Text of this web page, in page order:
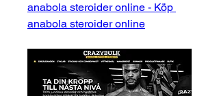
anabola steroider online - Köp
anabola steroider online